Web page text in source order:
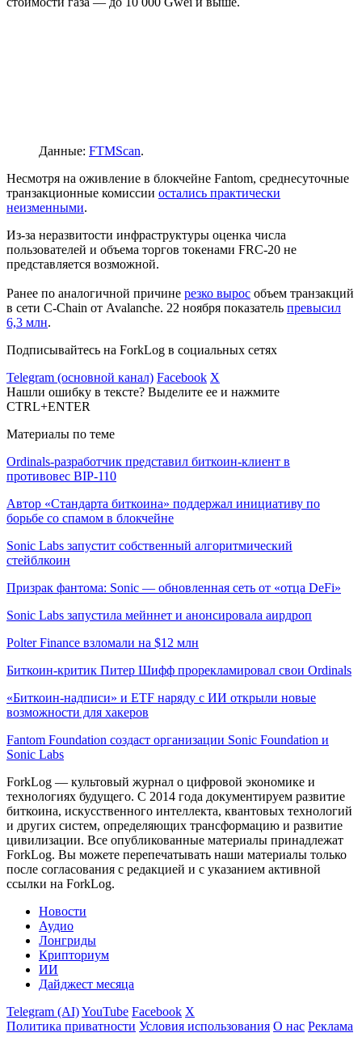
Данные: FTMScan.
Несмотря на оживление в блокчейне Fantom, среднесуточные
транзакционные комиссии остались практически
неизменными.
Из-за неразвитости инфраструктуры оценка числа
пользователей и объема торгов токенами FRC-20 не
представляется возможной.
Ранее по аналогичной причине резко вырос объем транзакций
в сети C-Chain от Avalanche. 22 ноября показатель превысил
6,3 млн.
Подписывайтесь на ForkLog в социальных сетях
Telegram (основной канал) Facebook X
Нашли ошибку в тексте? Выделите ее и нажмите
CTRL+ENTER
Материалы по теме
Ordinals-разработчик представил биткоин-клиент в
противовес BIP-110
Автор «Стандарта биткоина» поддержал инициативу по
борьбе со спамом в блокчейне
Sonic Labs запустит собственный алгоритмический
стейблкоин
Призрак фантома: Sonic — обновленная сеть от «отца DeFi»
Sonic Labs запустила мейннет и анонсировала аирдроп
Polter Finance взломали на $12 млн
Биткоин-критик Питер Шифф прорекламировал свои Ordinals
«Биткоин-надписи» и ETF наряду с ИИ открыли новые
возможности для хакеров
Fantom Foundation создаст организации Sonic Foundation и
Sonic Labs
ForkLog — культовый журнал о цифровой экономике и
технологиях будущего. С 2014 года документируем развитие
биткоина, искусственного интеллекта, квантовых технологий
и других систем, определяющих трансформацию и развитие
цивилизации. Все опубликованные материалы принадлежат
ForkLog. Вы можете перепечатывать наши материалы только
после согласования с редакцией и с указанием активной
ссылки на ForkLog.
Новости
Аудио
Лонгриды
Крипториум
ИИ
Дайджест месяца
Telegram (AI)YouTube Facebook X
Политика приватности Условия использования О нас Реклама